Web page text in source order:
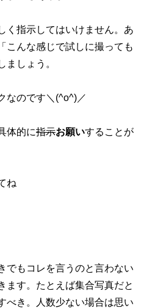
く指示してはいけません。あ
こんな感じで試しに撮っても
ましょう。
なのです＼(^o^)／
体的に指示お願いすることが
ね
でもコレを言うのと言わない
ます。たとえば集合写真だと
べき。人数少ない場合は思い